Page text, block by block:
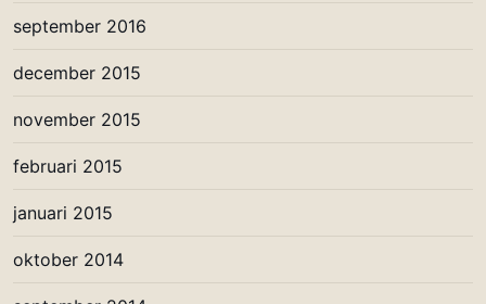
september 2016
december 2015
november 2015
februari 2015
januari 2015
oktober 2014